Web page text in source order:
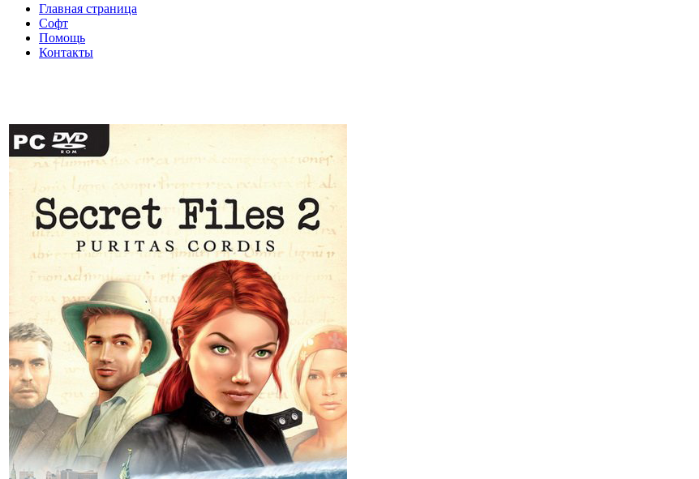
Главная страница
Софт
Помощь
Контакты